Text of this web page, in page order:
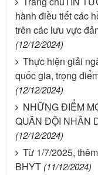
hành điều tiết các
trên các lưu vực
(12/12/2024)
Thực hiện giải
quốc gia, trọng
(12/12/2024)
NHỮNG ĐIỂM
QUÂN ĐỘI NHÂN
(12/12/2024)
Từ 1/7/2025,
BHYT (11/12/2024)